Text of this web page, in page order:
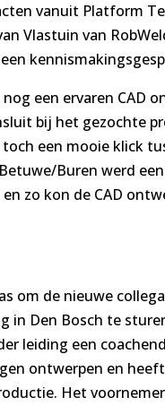
vanuit Platform
Vlastuin van
een ervaren CAD
bij het gezochte
een mooie klick
Buren werd
zo kon de CAD
om de nieuwe
in Den Bosch te
leiding een
ontwerpen en
Het